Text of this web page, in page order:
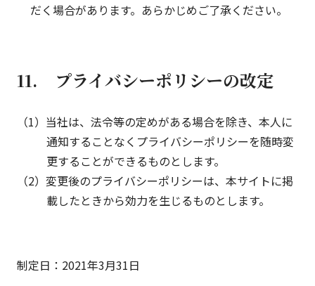
だく場合があります。あらかじめご了承ください。
11. プライバシーポリシーの改定
（1）当社は、法令等の定めがある場合を除き、本人に
通知することなくプライバシーポリシーを随時変
更することができるものとします。
（2）変更後のプライバシーポリシーは、本サイトに掲
載したときから効力を生じるものとします。
制定日：2021年3月31日